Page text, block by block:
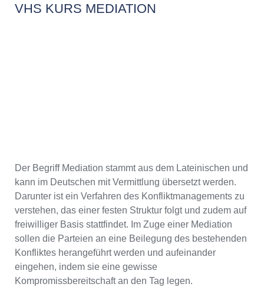
VHS KURS MEDIATION
Der Begriff Mediation stammt aus dem Lateinischen und
kann im Deutschen mit Vermittlung übersetzt werden.
Darunter ist ein Verfahren des Konfliktmanagements zu
verstehen, das einer festen Struktur folgt und zudem auf
freiwilliger Basis stattfindet. Im Zuge einer Mediation
sollen die Parteien an eine Beilegung des bestehenden
Konfliktes herangeführt werden und aufeinander
eingehen, indem sie eine gewisse
Kompromissbereitschaft an den Tag legen.